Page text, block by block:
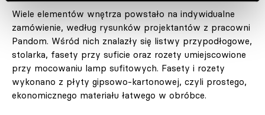
Wiele elementów wnętrza powstało na indywidualne
zamówienie, według rysunków projektantów z pracowni
Pandom. Wśród nich znalazły się listwy przypodłogowe,
stolarka, fasety przy suficie oraz rozety umiejscowione
przy mocowaniu lamp sufitowych. Fasety i rozety
wykonano z płyty gipsowo-kartonowej, czyli prostego,
ekonomicznego materiału łatwego w obróbce.